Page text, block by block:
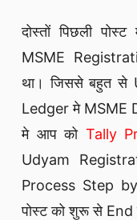
दोस्तों पिछली
MSME
था। जिससे बहुत से
Ledger मे MSME
मे आप को Tally
Udyam
Process Step
पोस्ट को शुरू से